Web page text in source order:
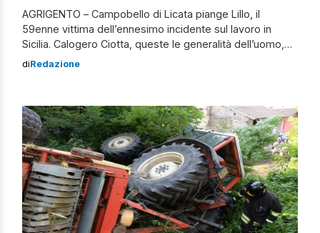
AGRIGENTO – Campobello di Licata piange Lillo, il
59enne vittima dell’ennesimo incidente sul lavoro in
Sicilia. Calogero Ciotta, queste le generalità dell’uomo,
ha perso la vita alle prime luci del mattino di ieri.
mentre l’agricoltore […]
diRedazione